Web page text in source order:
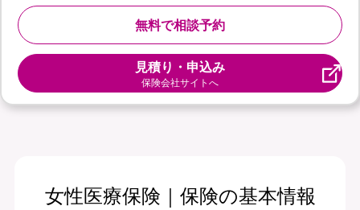
無料で相談予約
見積り・申込み
保険会社サイトへ
女性医療保険｜保険の基本情報